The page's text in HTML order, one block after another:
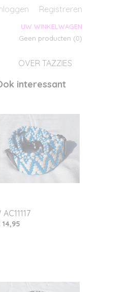
Registreren
UW WINKELWAGEN
Geen producten (0)
OVER TAZZIES
interessant
AC11117
14,95